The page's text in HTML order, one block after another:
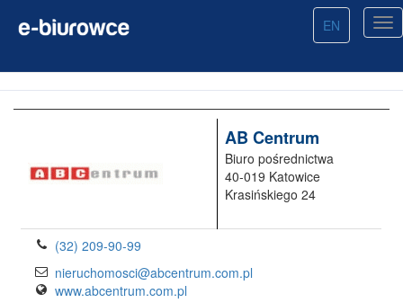
EN
AB Centrum
Biuro pośrednictwa
40-019 Katowice
Krasińskiego 24
(32) 209-90-99
nieruchomosci@abcentrum.com.pl
www.abcentrum.com.pl